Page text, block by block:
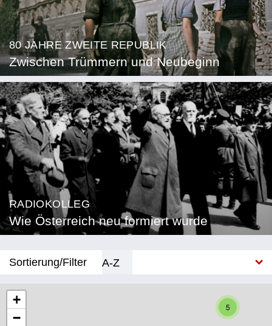
80 JAHRE ZWEITE REPUBLIK
Zwischen Trümmern und Neubeginn
RADIOKOLLEG
Wie Österreich neu formiert wurde
Sortierung/Filter
A-Z
5
+
−